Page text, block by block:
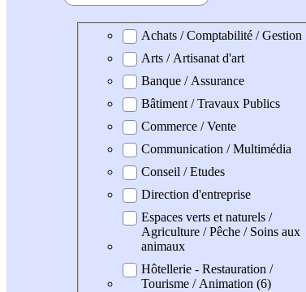
Domaine professionel
Achats / Comptabilité / Gestion
Arts / Artisanat d'art
Banque / Assurance
Bâtiment / Travaux Publics
Commerce / Vente
Communication / Multimédia
Conseil / Etudes
Direction d'entreprise
Espaces verts et naturels /
Agriculture / Pêche / Soins aux
animaux
Hôtellerie - Restauration /
Tourisme / Animation (6)